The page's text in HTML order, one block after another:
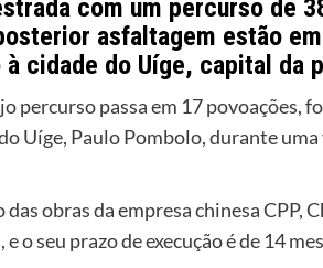
com um percurso de
asfaltagem estão
cidade do Uíge, capital da
percurso passa em 17
Uíge, Paulo Pombolo, durante
das obras da empresa chinesa
o seu prazo de execução é de 14